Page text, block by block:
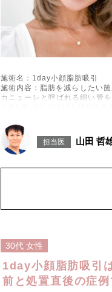
施術名：1day小顔脂肪吸引
施術内容：脂肪を減らしたい
カニューレと呼ばれる細い管
ド®と呼ばれる溶ける繊維を
施術時間：約30分程
リスク、副作用：赤み、熱感
に生じることがございます。
こつき、硬結、瘢痕化、色素
顔の脂肪吸引箇所の追加 1ヶ
担当医 山田 哲
30代 女性
1day小顔脂肪吸引
前と処置直後の症